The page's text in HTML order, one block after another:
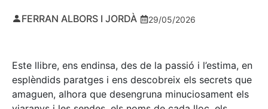
FERRAN ALBORS I JORDÀ 29/05/2026
Este llibre, ens endinsa, des de la passió i l’estima, en
esplèndids paratges i ens descobreix els secrets que
amaguen, alhora que desengruna minuciosament els